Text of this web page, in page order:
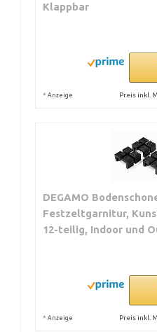
Klappbar
* Anzeige Preis inkl.
DEGAMO
Festzeltgarnitur,
12-teilig, Indoor und
* Anzeige Preis inkl.